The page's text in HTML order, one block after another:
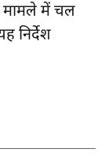
मामलेमें चल
निर्देश